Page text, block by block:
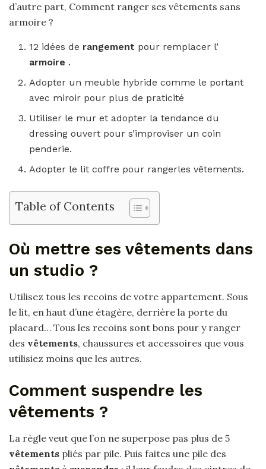
d’autre part, Comment ranger ses vêtements sans
armoire ?
12 idées de rangement pour remplacer l’
armoire .
Adopter un meuble hybride comme le portant
avec miroir pour plus de praticité
Utiliser le mur et adopter la tendance du
dressing ouvert pour s’improviser un coin
penderie.
Adopter le lit coffre pour rangerles vêtements.
Table of Contents
Où mettre ses vêtements dans
un studio ?
Utilisez tous les recoins de votre appartement. Sous
le lit, en haut d’une étagère, derrière la porte du
placard… Tous les recoins sont bons pour y ranger
des vêtements, chaussures et accessoires que vous
utilisiez moins que les autres.
Comment suspendre les
vêtements ?
La règle veut que l’on ne superpose pas plus de 5
vêtements pliés par pile. Puis faites une pile des